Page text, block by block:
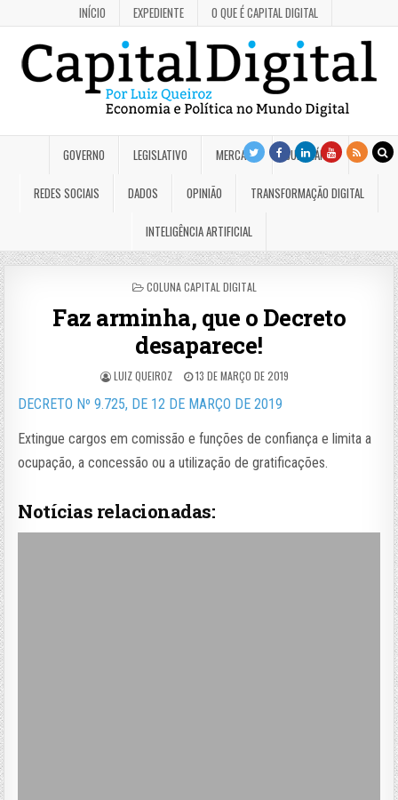
INÍCIO EXPEDIENTE O QUE É CAPITAL DIGITAL
GOVERNO LEGISLATIVO MERCADO JUDICIÁRIO
REDES SOCIAIS DADOS OPINIÃO TRANSFORMAÇÃO DIGITAL
INTELIGÊNCIA ARTIFICIAL
POSTED
COLUNA CAPITAL DIGITAL
Faz arminha, que o Decreto
desaparece!
LUIZ QUEIROZ 13 DE MARÇO DE 2019
DECRETO Nº 9.725, DE 12 DE MARÇO DE 2019
Extingue cargos em comissão e funções de confiança e limita a
ocupação, a concessão ou a utilização de gratificações.
Notícias relacionadas: